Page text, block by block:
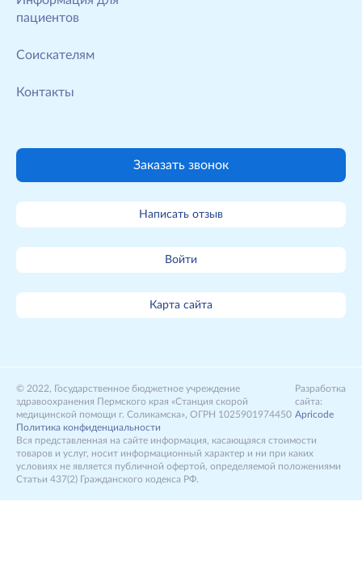
пациентов
Соискателям
Контакты
Заказать звонок
Написать отзыв
Войти
Карта сайта
2022, Государственное бюджетное учреждение
здравоохранения Пермского края «Станция скорой
медицинской помощи г. Соликамска», ОГРН 1025901974450
Политика конфиденциальности
Разработка
сайта:
Apricode
Вся представленная на сайте информация, касающаяся стоимости
товаров и услуг, носит информационный характер и ни при каких
условиях не является публичной офертой, определяемой положениями
Статьи 437(2) Гражданского кодекса РФ.